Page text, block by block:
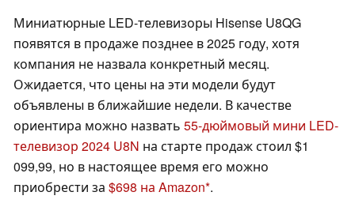
Миниатюрные LED-телевизоры Hisense U8QG
появятся в продаже позднее в 2025 году, хотя
компания не назвала конкретный месяц.
Ожидается, что цены на эти модели будут
объявлены в ближайшие недели. В качестве
ориентира можно назвать 55-дюймовый мини LED-
телевизор 2024 U8N на старте продаж стоил $1
099,99, но в настоящее время его можно
приобрести за $698 на Amazon .